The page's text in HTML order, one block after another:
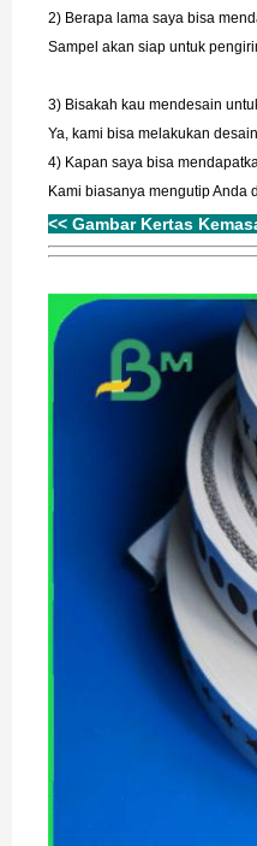
2) Berapa lama saya bisa
Sampel akan siap untuk
3) Bisakah kau mendesain
Ya, kami bisa melakukan
4) Kapan saya bisa
Kami biasanya mengutip Anda
<< Gambar Kertas